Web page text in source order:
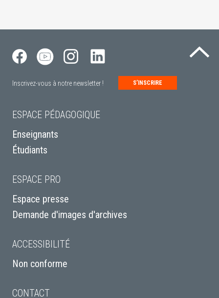
Inscrivez-vous à notre newsletter ! S’INSCRIRE
ESPACE PÉDAGOGIQUE
Enseignants
Étudiants
ESPACE PRO
Espace presse
Demande d'images d'archives
ACCESSIBILITÉ
Non conforme
CONTACT